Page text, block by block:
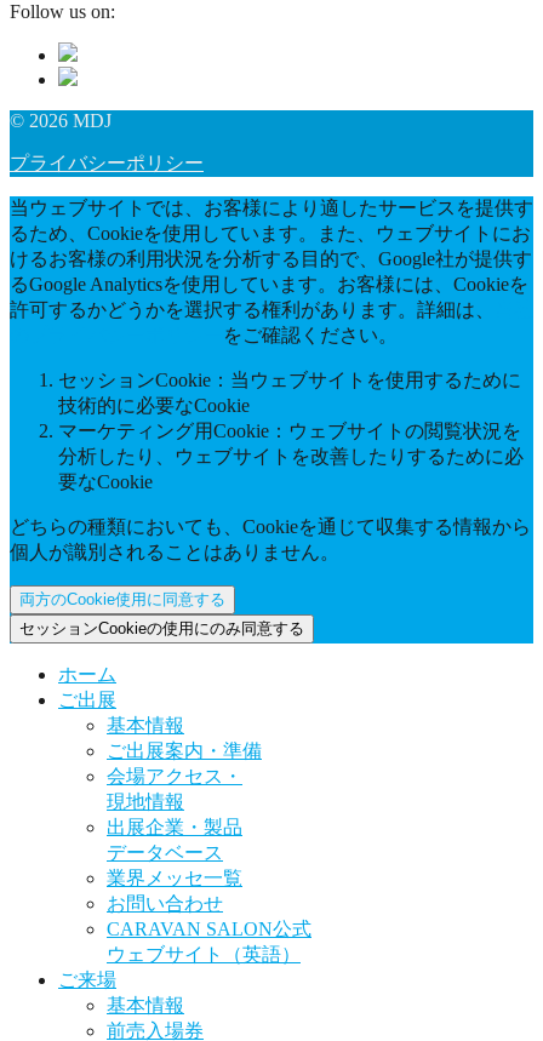
Follow us on:
© 2026 MDJ
プライバシーポリシー
当ウェブサイトでは、お客様により適したサービスを提供す
るため、Cookieを使用しています。また、ウェブサイトにお
けるお客様の利用状況を分析する目的で、Google社が提供す
るGoogle Analyticsを使用しています。お客様には、Cookieを
許可するかどうかを選択する権利があります。詳細は、
をご確認ください。
セッションCookie：当ウェブサイトを使用するために
技術的に必要なCookie
マーケティング用Cookie：ウェブサイトの閲覧状況を
分析したり、ウェブサイトを改善したりするために必
要なCookie
どちらの種類においても、Cookieを通じて収集する情報から
個人が識別されることはありません。
両方のCookie使用に同意する
セッションCookieの使用にのみ同意する
ホーム
ご出展
基本情報
ご出展案内・準備
会場アクセス・
現地情報
出展企業・製品
データベース
業界メッセ一覧
お問い合わせ
CARAVAN SALON公式
ウェブサイト（英語）
ご来場
基本情報
前売入場券